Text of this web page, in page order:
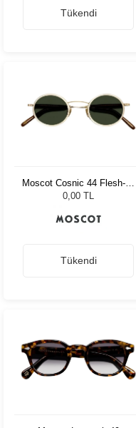
Tükendi
Moscot Cosnic 44 Flesh-D.
Brown/Gold G15 Pln
0,00 TL
Tükendi